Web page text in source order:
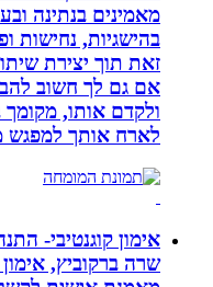
מאמינים בנתינה
בהישגיות, נחישות
זאת תוך יצירת שיתופי
אם גם לך חשוב להביא
ולקדם אותו, מקומך
לארח אותך למפגש
אימון קוגנטיבי- התנהגותי
שרה ברקוביץ, אימון